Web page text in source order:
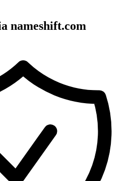
nameshift.com